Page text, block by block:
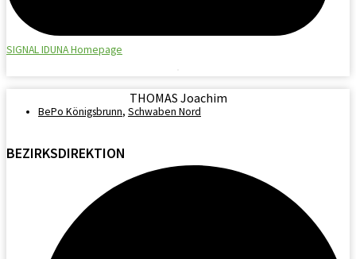
SIGNAL IDUNA Homepage
THOMAS Joachim
BePo Königsbrunn, Schwaben Nord
BEZIRKSDIREKTION